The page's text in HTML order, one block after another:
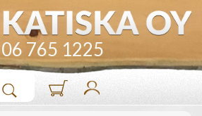
06 765 1225